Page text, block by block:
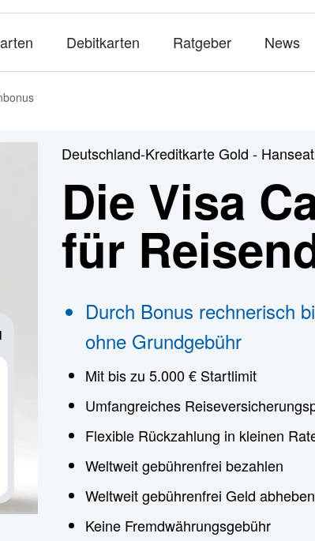
Debitkarten Ratgeber News
Deutschland-Kreditkarte Gold -
Die Visa
für
Durch Bonus rechnerisch
ohne Grundgebühr
Mit bis zu 5.000 € Startlimit
Umfangreiches
Flexible Rückzahlung in kleinen
Weltweit gebührenfrei bezahlen
Weltweit gebührenfrei Geld abheben
Keine Fremdwährungsgebühr